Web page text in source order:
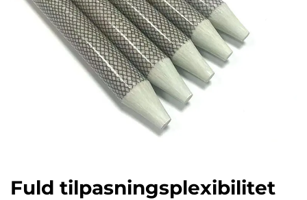
Fuld tilpasningsplexibilitet